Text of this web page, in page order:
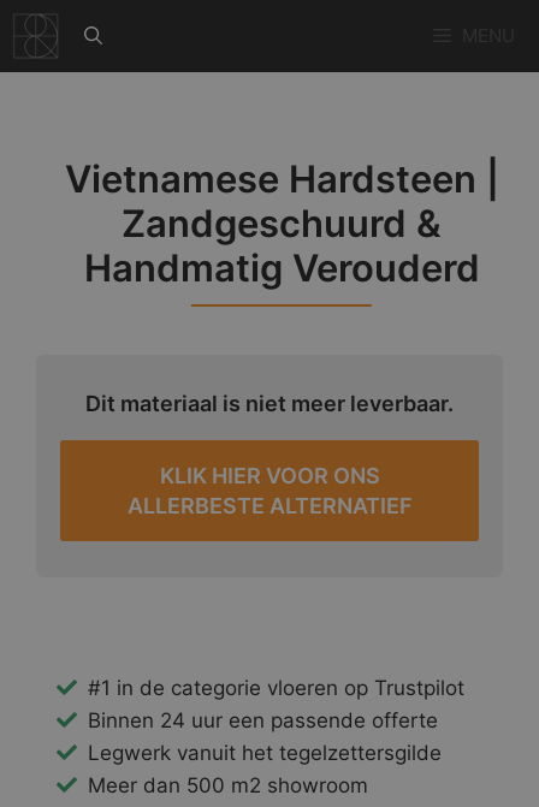
naar
de
Vietnamese Hardsteen |
Zandgeschuurd &
Handmatig Verouderd
Dit materiaal is niet meer leverbaar.
KLIK HIER VOOR ONS
ALLERBESTE ALTERNATIEF
#1 in de categorie vloeren op Trustpilot
Binnen 24 uur een passende offerte
Legwerk vanuit het tegelzettersgilde
Meer dan 500 m2 showroom